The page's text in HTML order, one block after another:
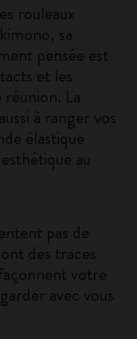
rouleaux
sa
pensée est
et les
réunion. La
à ranger vos
élastique
au
pas de
des traces
votre
avec vous